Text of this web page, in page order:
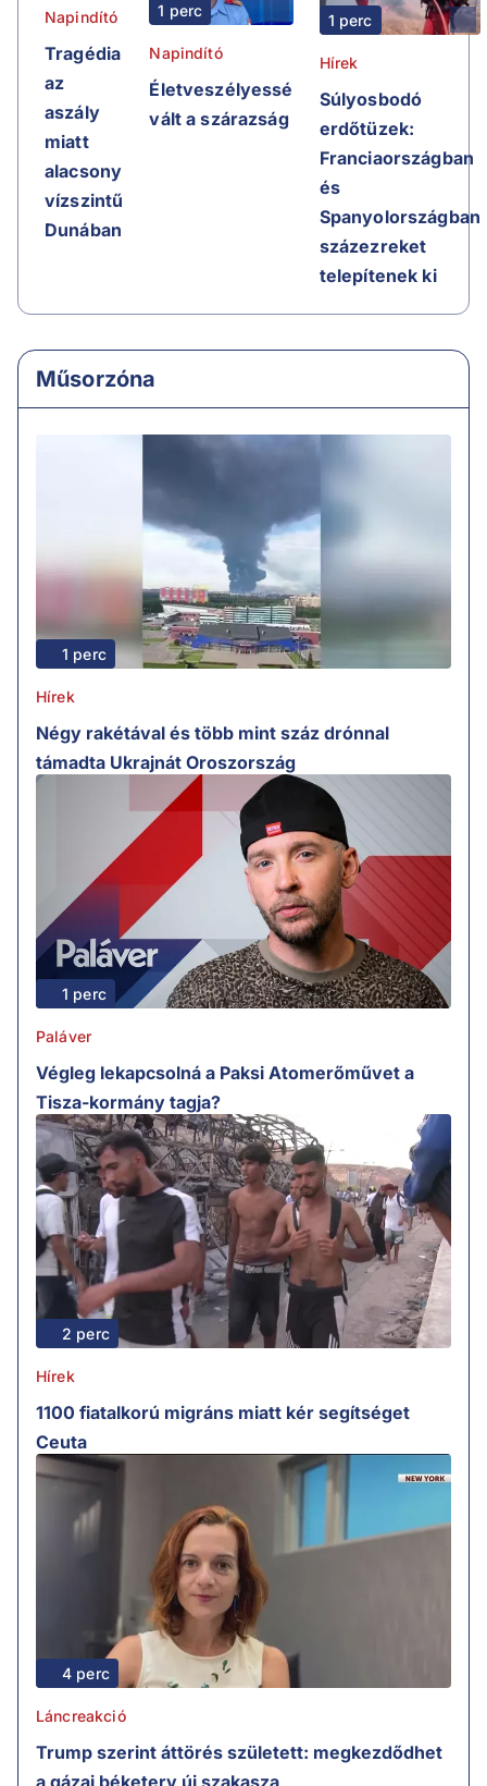
Napindító
Tragédia
az
aszály
miatt
alacsony
vízszintű
Dunában
1 perc
Napindító
Életveszélyessé
vált a szárazság
1 perc
Hírek
Súlyosbodó
erdőtüzek:
Franciaországban
és
Spanyolországban
százezreket
telepítenek ki
Műsorzóna
1 perc
Hírek
Négy rakétával és több mint száz drónnal
támadta Ukrajnát Oroszország
1 perc
Paláver
Végleg lekapcsolná a Paksi Atomerőművet a
Tisza-kormány tagja?
2 perc
Hírek
1100 fiatalkorú migráns miatt kér segítséget
Ceuta
4 perc
Láncreakció
Trump szerint áttörés született: megkezdődhet